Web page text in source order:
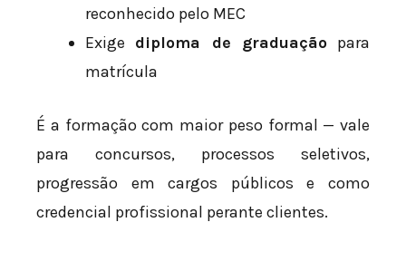
reconhecido pelo MEC
Exige diploma de graduaçãopara
matrícula
É a formação com maior peso formal — vale
para concursos, processos seletivos,
progressão em cargos públicos e como
credencial profissional perante clientes.